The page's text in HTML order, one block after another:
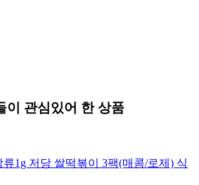
이 관심있어 한 상품
1g 저당 쌀떡볶이 3팩(매콤/로제) 식